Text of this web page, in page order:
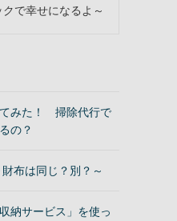
で幸せになるよ～
みた！ 掃除代行で
の？
布は同じ？別？～
納サービス」を使っ